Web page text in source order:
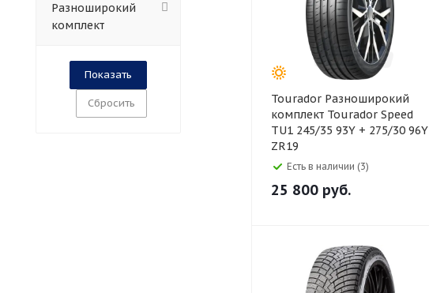
Tourador Разноширокий
комплект Tourador Speed
TU1 245/35 93Y + 275/30 96Y
ZR19
Есть в наличии (3)
25 800 руб.
Разноширокий
комплект
Сбросить